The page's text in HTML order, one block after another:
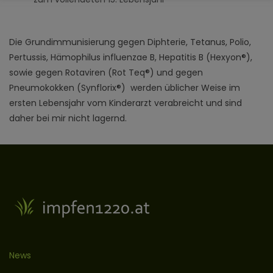
Die Grundimmunisierung gegen Diphterie, Tetanus, Polio,
Pertussis, Hämophilus influenzae B, Hepatitis B (Hexyon®),
sowie gegen Rotaviren (Rot Teq®) und gegen
Pneumokokken (Synflorix®) werden üblicher Weise im
ersten Lebensjahr vom Kinderarzt verabreicht und sind
daher bei mir nicht lagernd.
News